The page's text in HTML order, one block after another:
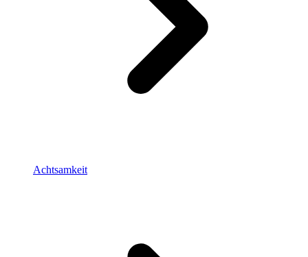
Achtsamkeit